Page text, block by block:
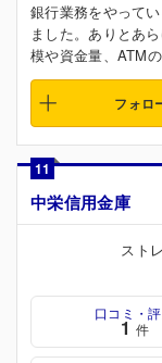
銀行業務をやって
ました。ありとあ
模や資金量、ATM
フォロ
11
中栄信用金庫
スト
口コミ・
1 件